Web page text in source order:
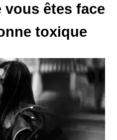
êtes face
toxique